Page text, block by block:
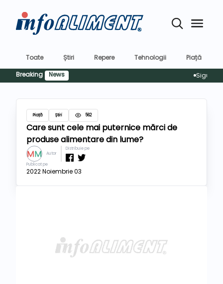
Toate Știri Repere Tehnologii
Piață
Breaking
News Siguranța
Piață Știri 562
Care sunt cele mai puternice mărci de
produse alimentare din lume?
Autor
Distribuie pe
Publicat pe
2022 Noiembrie 03